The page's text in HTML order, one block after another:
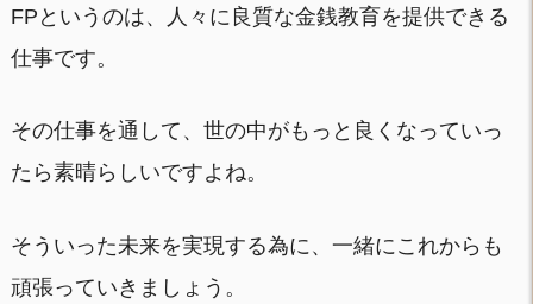
FPというのは、人々に良質な金銭教育を提供できる
仕事です。
その仕事を通して、世の中がもっと良くなっていっ
たら素晴らしいですよね。
そういった未来を実現する為に、一緒にこれからも
頑張っていきましょう。